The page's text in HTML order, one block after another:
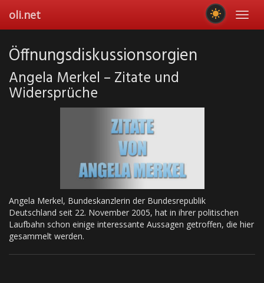
main
oli.net
Öffnungsdiskussionsorgien
Angela Merkel – Zitate und
Widersprüche
Angela Merkel, Bundeskanzlerin der Bundesrepublik
Deutschland seit 22. November 2005, hat in ihrer politischen
Laufbahn schon einige interessante Aussagen getroffen, die hier
gesammelt werden.